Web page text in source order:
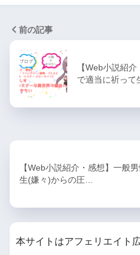
前の記事
【Web小説紹
で適当に祈っ
【Web小説紹介・感想】一般
生(嫌々)からの圧…
本サイトはアフェリエイト